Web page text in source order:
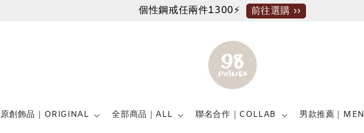
個性鋼戒任兩件1300⚡ 前往選購 ››
原創飾品｜ORIGINAL 全部商品｜ALL 聯名合作｜COLLAB 男款推薦｜MEN